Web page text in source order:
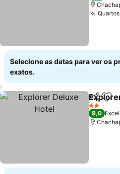
Selecione as datas para ver os
exatos.
Partilhar
2 Estrelas
9,0